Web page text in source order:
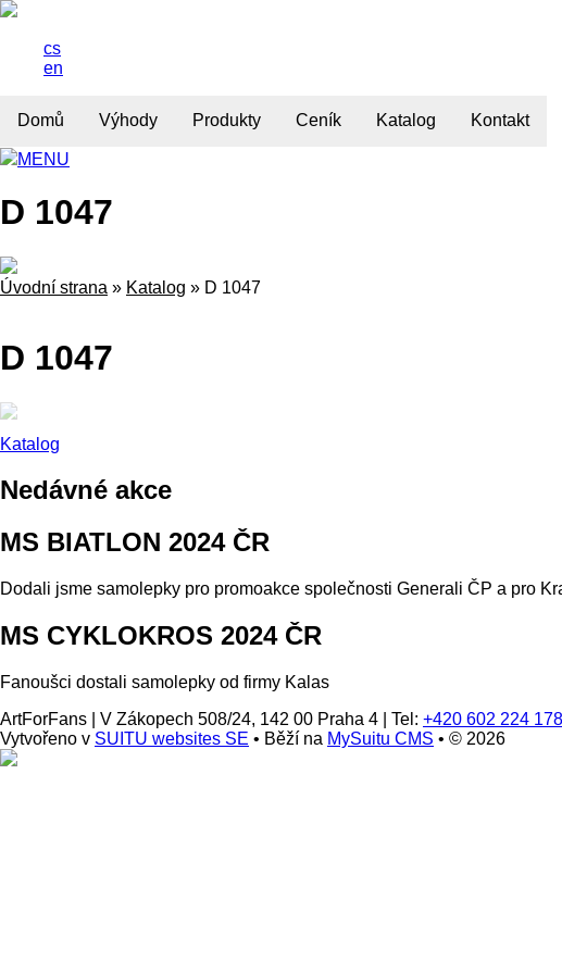
cs
en
Domů Výhody Produkty Ceník Katalog Kontakt
MENU
D 1047
Úvodní strana » Katalog » D 1047
D 1047
Katalog
Nedávné akce
MS BIATLON 2024 ČR
Dodali jsme samolepky pro promoakce společnosti Generali ČP a pro
MS CYKLOKROS 2024 ČR
Fanoušci dostali samolepky od firmy Kalas
ArtForFans
V Zákopech 508/24, 142 00 Praha 4 Tel: +420 602 224 178
Vytvořeno v SUITU websites SE • Běží na MySuitu CMS • © 2026